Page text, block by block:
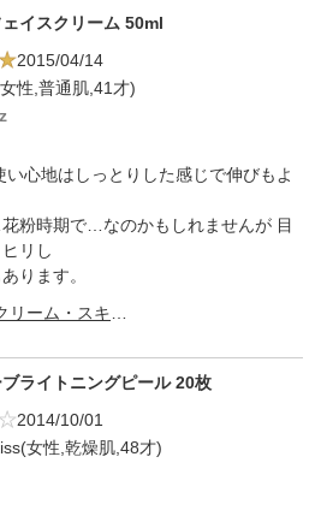
イスクリーム 50ml
2015/04/14
性,普通肌,41才)
心地はしっとりした感じで伸びもよ
粉時期で…なのかもしれませんが 目
リし
ります。
ライトニングピール 20枚
2014/10/01
女性,乾燥肌,48才)